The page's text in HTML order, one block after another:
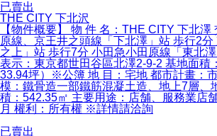
已賣出
THE CITY 下北沢
【物件概要】 物 件 名：THE CITY 下北澤
原線、京王井之頭線「下北澤」站 歩行2
之上」站 歩行7分 小田急小田原線「東北
表示：東京都世田谷區北澤2-9-2 基地面積
33.94坪）※公簿 地 目：宅地 都市計畫：
模：鐵骨造一部鐵筋混凝土造、地上7層、
積：542.35㎡ 主要用途：店舗、服務業店
月 權利：所有權 ※詳情請洽詢
已賣出